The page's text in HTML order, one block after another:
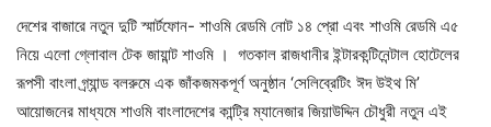
দেশের বাজারে নতুন দুটি স্মার্টফোন- শাওমি রেডমি নোট ১৪ প্রো এবং শাওমি রেডমি এ৫
নিয়ে এলো গ্লোবাল টেক জায়ান্ট শাওমি । গতকাল রাজধানীর ইন্টারকন্টিনেন্টাল হোটেলের
রূপসী বাংলা গ্র্যান্ড বলরুমে এক জাঁকজমকপূর্ণ অনুষ্ঠান ‘সেলিব্রেটিং ঈদ উইথ মি’
আয়োজনের মাধ্যমে শাওমি বাংলাদেশের কান্ট্রি ম্যানেজার জিয়াউদ্দিন চৌধুরী নতুন এই